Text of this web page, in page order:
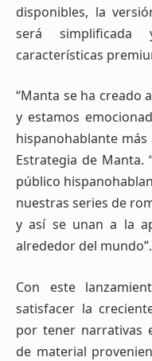
disponibles, la
será simplificada
características
“Manta se ha creado
y estamos
hispanohablante más
Estrategia de Manta.
público
nuestras series de
y así se unan a la
alrededor del mundo”.
Con este
satisfacer la
por tener narrativas
de material